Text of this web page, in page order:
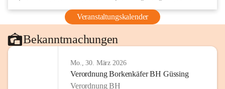
Veranstaltungskalender
Bekanntmachungen
Mo., 30. März 2026
Verordnung Borkenkäfer BH Güssing
Verordnung BH